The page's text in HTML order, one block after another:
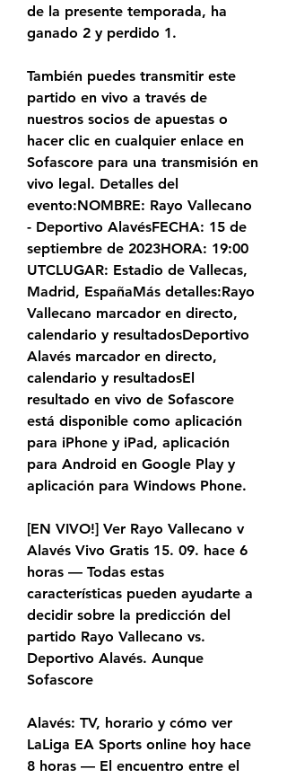
de la presente temporada, ha
ganado 2 y perdido 1.
También puedes transmitir este
partido en vivo a través de
nuestros socios de apuestas o
hacer clic en cualquier enlace en
Sofascore para una transmisión en
vivo legal. Detalles del
evento:NOMBRE: Rayo Vallecano
- Deportivo AlavésFECHA: 15 de
septiembre de 2023HORA: 19:00
UTCLUGAR: Estadio de Vallecas,
Madrid, EspañaMás detalles:Rayo
Vallecano marcador en directo,
calendario y resultadosDeportivo
Alavés marcador en directo,
calendario y resultadosEl
resultado en vivo de Sofascore
está disponible como aplicación
para iPhone y iPad, aplicación
para Android en Google Play y
aplicación para Windows Phone.
[EN VIVO!] Ver Rayo Vallecano v
Alavés Vivo Gratis 15. 09. hace 6
horas — Todas estas
características pueden ayudarte a
decidir sobre la predicción del
partido Rayo Vallecano vs.
Deportivo Alavés. Aunque
Sofascore
Alavés: TV, horario y cómo ver
LaLiga EA Sports online hoy hace
8 horas — El encuentro entre el